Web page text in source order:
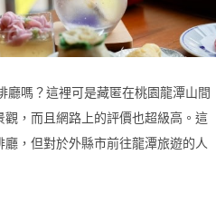
廳嗎？這裡可是藏匿在桃園龍潭山間
，而且網路上的評價也超級高。這
，但對於外縣市前往龍潭旅遊的人